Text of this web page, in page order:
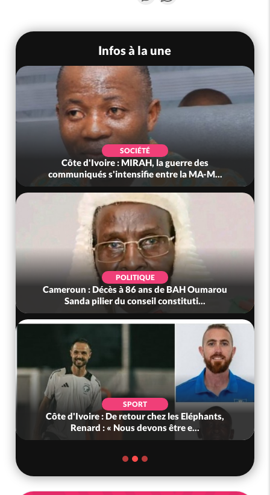
Infos à la une
POLITIQUE
Côte d'Ivoire : Après le pari réussi du 66e
anniversaire, Adama Bictogo : «...
POLITIQUE
Bénin : L'ancien président Patrice Talon élu à la
tête du Sénat
POLITIQUE
Ghana : Kenneth Adjei nommé ministre de la
Défense, Zanetor A-Rawlings à l...